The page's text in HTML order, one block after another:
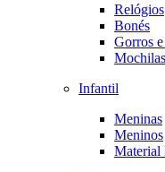
Relógios
Bonés
Gorros
Mochilas
Infantil
Meninas
Meninos
Material